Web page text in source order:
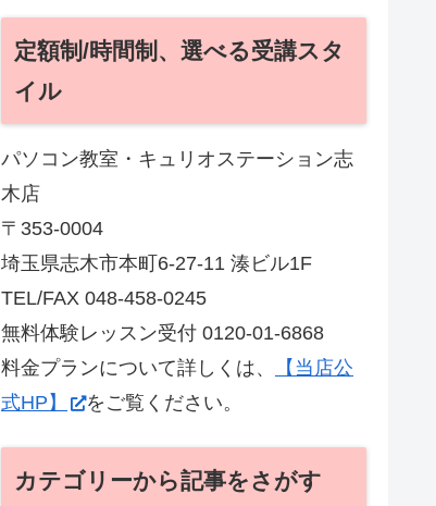
定額制/時間制、選べる受講スタ
イル
パソコン教室・キュリオステーション志
木店
〒353-0004
埼玉県志木市本町6-27-11 湊ビル1F
TEL/FAX 048-458-0245
無料体験レッスン受付 0120-01-6868
料金プランについて詳しくは、
【当店公
式HP】
をご覧ください。
カテゴリーから記事をさがす